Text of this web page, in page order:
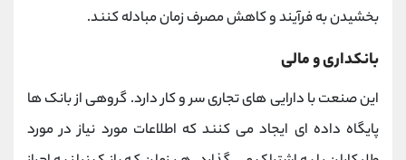
بخشیدن به فرآیند و کاهش مصرف زمان مبادله کنند.
بانکداری و مالی
این صنعت با دارایی های تجاری سر و کار دارد. گروهی از بانک ها
پایگاه داده ای ایجاد می کنند که اطلاعات مورد نیاز در مورد